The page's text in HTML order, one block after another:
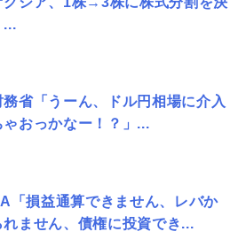
...
務省「うーん、ドル円相場に介入
ゃおっかなー！？」...
「損益通算できません、レバか
れません、債権に投資でき...